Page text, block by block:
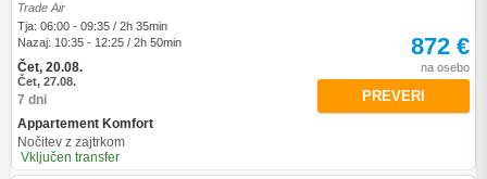
Trade Air
Tja: 06:00 - 09:35 / 2h 35min
Nazaj: 10:35 - 12:25 / 2h 50min
Čet, 20.08.
Čet, 27.08.
7 dni
Appartement Komfort
Nočitev z zajtrkom
Vključen transfer
872 €
na osebo
PREVERI